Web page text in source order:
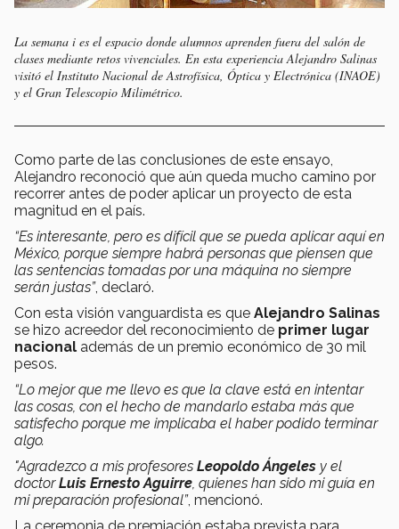
La semana i es el espacio donde alumnos aprenden fuera del salón de
clases mediante retos vivenciales. En esta experiencia Alejandro Salinas
visitó el Instituto Nacional de Astrofísica, Óptica y Electrónica (INAOE)
y el Gran Telescopio Milimétrico.
Como parte de las conclusiones de este ensayo,
Alejandro reconoció que aún queda mucho camino por
recorrer antes de poder aplicar un proyecto de esta
magnitud en el país.
“Es interesante, pero es difícil que se pueda aplicar aquí en
México, porque siempre habrá personas que piensen que
las sentencias tomadas por una máquina no siempre
serán justas”, declaró.
Con esta visión vanguardista es que Alejandro Salinas
se hizo acreedor del reconocimiento de primer lugar
nacional además de un premio económico de 30 mil
pesos.
“Lo mejor que me llevo es que la clave está en intentar
las cosas, con el hecho de mandarlo estaba más que
satisfecho porque me implicaba el haber podido terminar
algo.
"Agradezco a mis profesores Leopoldo Ángeles y el
doctorLuis Ernesto Aguirre, quienes han sido mi guía en
mi preparación profesional”, mencionó.